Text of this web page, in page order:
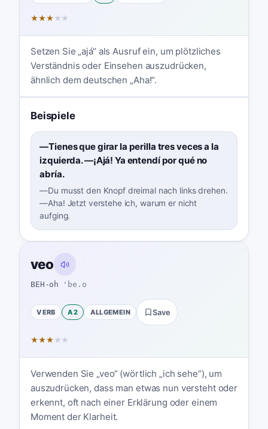
★★★ ★ ★
Setzen Sie „ajá“ als Ausruf ein, um plötzliches
Verständnis oder Einsehen auszudrücken,
ähnlich dem deutschen „Aha!“.
Beispiele
—Tienes que girar la perilla tres veces a la
izquierda. —¡Ajá! Ya entendí por qué no
abría.
—Du musst den Knopf dreimal nach links drehen.
—Aha! Jetzt verstehe ich, warum er nicht
aufging.
veo
BEH-oh 'be.o
VERB A2 ALLGEMEIN Save
★★★ ★ ★
Verwenden Sie „veo“ (wörtlich „ich sehe“), um
auszudrücken, dass man etwas nun versteht oder
erkennt, oft nach einer Erklärung oder einem
Moment der Klarheit.